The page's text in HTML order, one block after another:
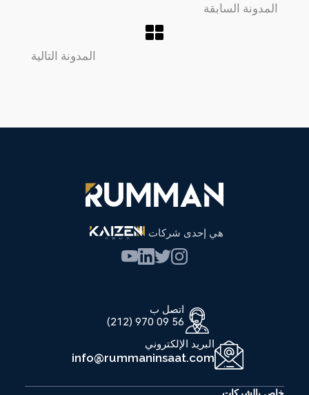
المدونة السابقة
المدونة التالية
هي إحدى شركات
اتصل ب
56 09 970 (212)
البريد الإلكتروني
info@rummaninsaat.com